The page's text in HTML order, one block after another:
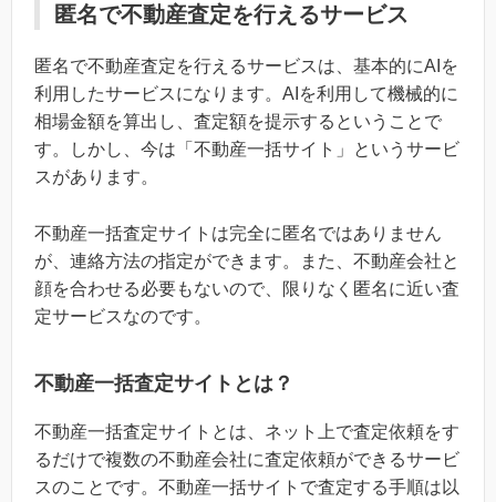
匿名で不動産査定を行えるサービス
匿名で不動産査定を行えるサービスは、基本的にAIを
利用したサービスになります。AIを利用して機械的に
相場金額を算出し、査定額を提示するということで
す。しかし、今は「不動産一括サイト」というサービ
スがあります。
不動産一括査定サイトは完全に匿名ではありません
が、連絡方法の指定ができます。また、不動産会社と
顔を合わせる必要もないので、限りなく匿名に近い査
定サービスなのです。
不動産一括査定サイトとは？
不動産一括査定サイトとは、ネット上で査定依頼をす
るだけで複数の不動産会社に査定依頼ができるサービ
スのことです。不動産一括サイトで査定する手順は以